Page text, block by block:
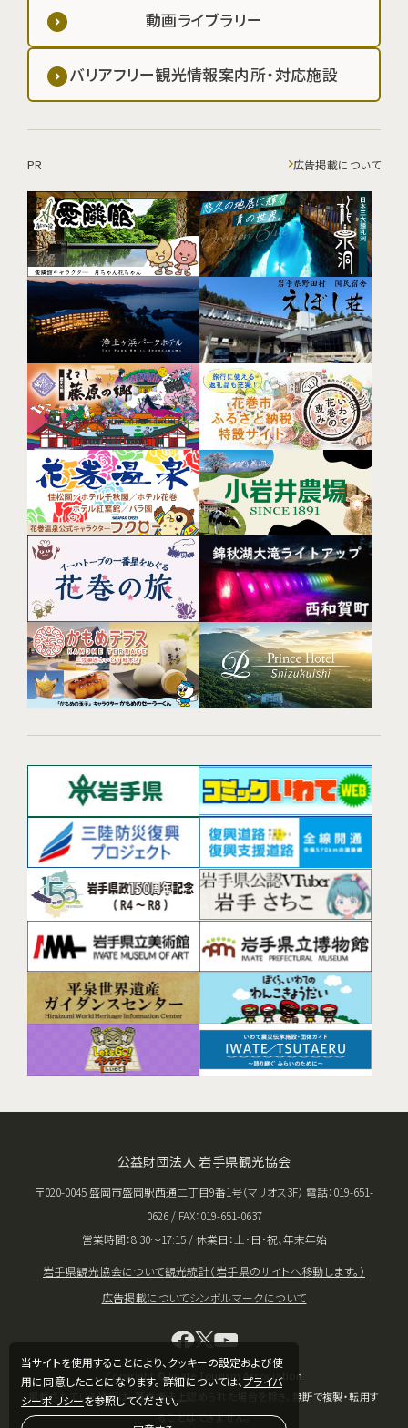
当サイトを使用することにより、クッキーの設定および使
用に同意したことになります。 詳細については、プライバ
シーポリシーを参照してください。
動画ライブラリー
バリアフリー観光情報案内所・対応施設
PR 広告掲載について
公益財団法人 岩手県観光協会
〒020-0045 盛岡市盛岡駅西通二丁目9番1号（マリオス3F） 電話：019-651-
0626 / FAX：019-651-0637
営業時間：8:30〜17:15 / 休業日：土･日･祝、年末年始
岩手県観光協会について観光統計（岩手県のサイトへ移動します。）
広告掲載についてシンボルマークについて
Copyright © Iwate Tourism Association
掲載されている情報は、著作権法上認められた場合を除き、無断で複製・転用す
ることはできません。